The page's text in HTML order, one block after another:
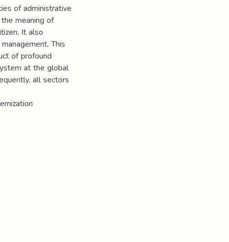
of administrative
meaning of
It also
This
of profound
at the global
all sectors